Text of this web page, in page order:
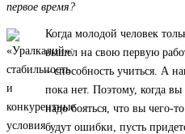
первое время?
Когда молодой человек
вышел на свою первую
– способность учиться. А
пока нет. Поэтому, когда
надо бояться, что вы чего-
будут ошибки, пусть